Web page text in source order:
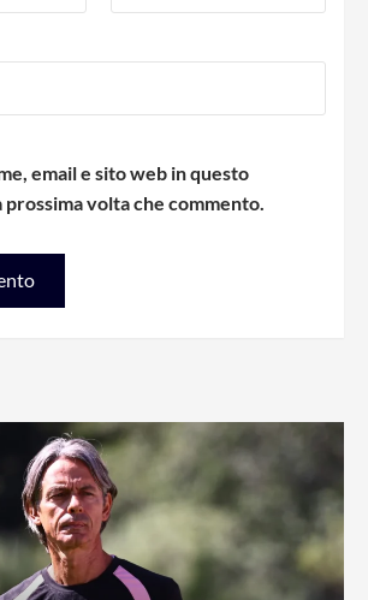
email e sito web in questo
volta che commento.